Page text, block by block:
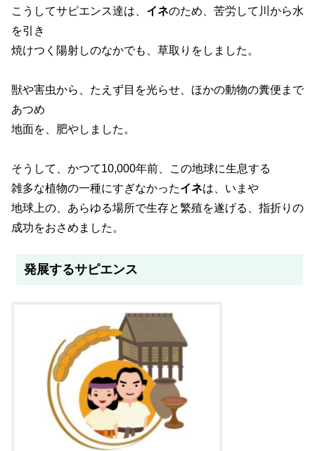
こうしてサピエンス達は、 イネのため、苦労して川から水
を引き
焼けつく陽射しのなかでも、草取りをしました。
獣や害虫から、たえず目を光らせ、ほかの動物の糞便まで
あつめ
地面を、肥やしました。
そうして、かつて10,000年前、この地球に生息する
雑多な植物の一種にすぎなかったイネは、いまや
地球上の、あらゆる場所で生存と繁殖を遂げる、指折りの
成功をおさめました。
発展するサピエンス